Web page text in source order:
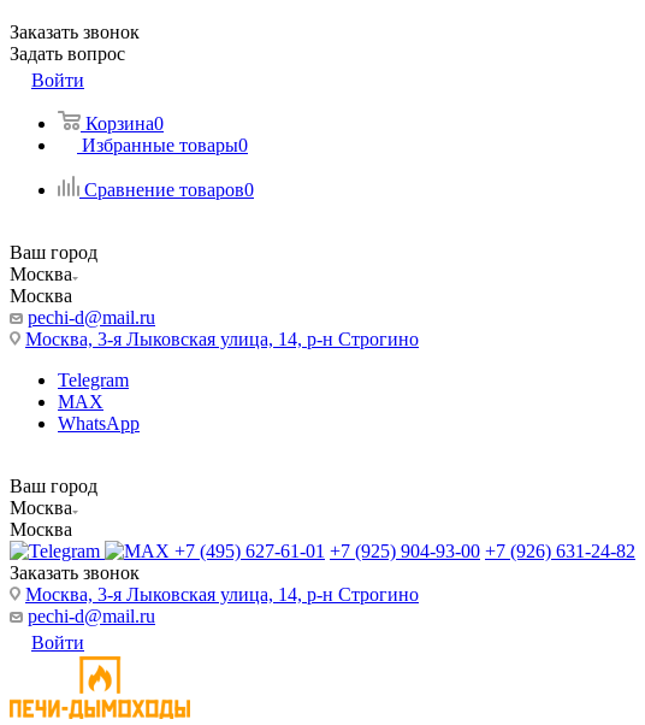
Заказать звонок
Задать вопрос
Войти
Корзина0
Избранные товары0
Сравнение товаров0
Ваш город
Москва
Москва
pechi-d@mail.ru
Москва, 3-я Лыковская улица, 14, р-н Строгино
Telegram
MAX
WhatsApp
Ваш город
Москва
Москва
+7 (495) 627-61-01 +7 (925) 904-93-00 +7 (926) 631-24-82
Заказать звонок
Москва, 3-я Лыковская улица, 14, р-н Строгино
pechi-d@mail.ru
Войти